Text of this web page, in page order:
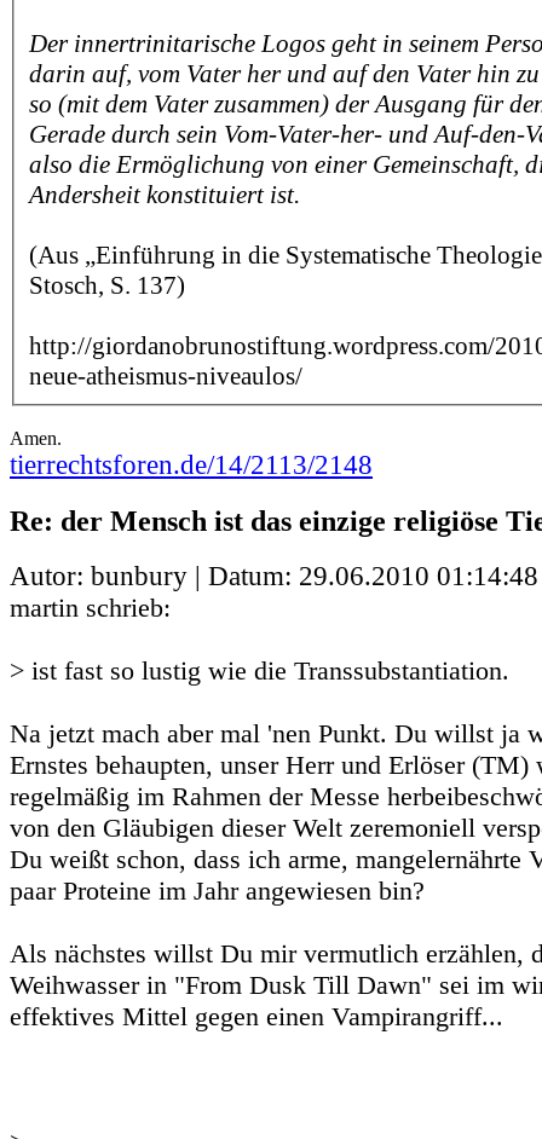
Der innertrinitarische Logos geht in seinem
darin auf, vom Vater her und auf den Vater hin
so (mit dem Vater zusammen) der Ausgang für
Gerade durch sein Vom-Vater-her- und Auf-den-
also die Ermöglichung von einer Gemeinschaft,
Andersheit konstituiert ist.
(Aus „Einführung in die Systematische
Stosch, S. 137)
http://giordanobrunostiftung.wordpress.com/
neue-atheismus-niveaulos/
Amen.
tierrechtsforen.de/14/2113/2148
Re: der Mensch ist das einzige religiöse
Autor: bunbury | Datum: 29.06.2010 01:14:48
martin schrieb:
> ist fast so lustig wie die Transsubstantiation.
Na jetzt mach aber mal 'nen Punkt. Du willst ja
Ernstes behaupten, unser Herr und Erlöser (TM)
regelmäßig im Rahmen der Messe
von den Gläubigen dieser Welt zeremoniell
Du weißt schon, dass ich arme, mangelernährte
paar Proteine im Jahr angewiesen bin?
Als nächstes willst Du mir vermutlich erzählen,
Weihwasser in "From Dusk Till Dawn" sei im
effektives Mittel gegen einen Vampirangriff...